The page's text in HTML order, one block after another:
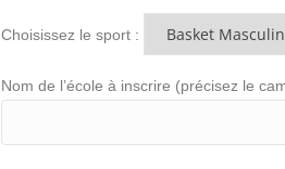
Choisissez le sport :
Nom de l’école à inscrire (précisez le